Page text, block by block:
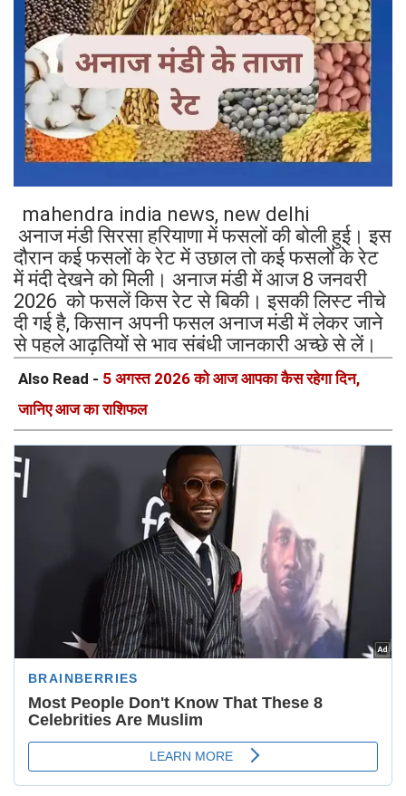
mahendra india news, new delhi
अनाज मंडी सिरसा हरियाणा में फसलों की बोली हुई। इस
दौरान कई फसलों के रेट में उछाल तो कई फसलों के रेट
में मंदी देखने को मिली। अनाज मंडी में आज 8 जनवरी
2026 को फसलें किस रेट से बिकी। इसकी लिस्ट नीचे
दी गई है, किसान अपनी फसल अनाज मंडी में लेकर जाने
से पहले आढ़तियों से भाव संबंधी जानकारी अच्छे से लें।
Also Read - 5 अगस्त 2026 को आज आपका कैस रहेगा दिन,
जानिए आज का राशिफल